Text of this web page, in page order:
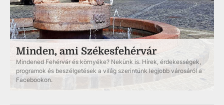
Minden, ami Székesfehérvár
Mindened Fehérvár és környéke? Nekünk is. Hírek, érdekességek,
programok és beszélgetések a világ szerintünk legjobb városáról a
Facebookon.